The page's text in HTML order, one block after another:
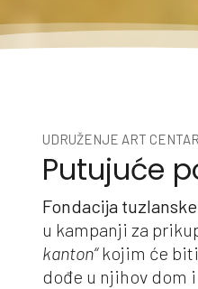
UDRUŽENJE ART
Putujuće
Fondacija
u kampanji za
kanton“kojim će biti
dođe u njihov dom